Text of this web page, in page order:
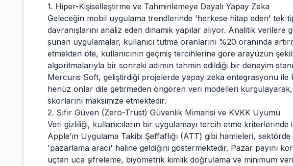
1. Hiper-Kişiselleştirme ve Tahminlemeye Dayalı Yapay Zeka
Geleceğin mobil uygulama trendlerinde 'herkese hitap eden' tek
davranışlarını analiz eden dinamik yapılar alıyor. Analitik verilere
sunan uygulamalar, kullanıcı tutma oranlarını %20 oranında
etmekten öte, kullanıcının geçmiş tercihlerine göre arayüzün
algoritmalarıyla bir sonraki adımın tahmin edildiği bir deneyim
Mercuris Soft, geliştirdiği projelerde yapay zeka entegrasyonu ile
henüz onlar dile getirmeden öngören veri modelleri kurgulayarak,
skorlarını maksimize etmektedir.
2. Sıfır Güven (Zero-Trust) Güvenlik Mimarisi ve KVKK Uyumu
Veri gizliliği, kullanıcıların bir uygulamayı tercih etme kriterlerinde
Apple’ın Uygulama Takibi Şeffaflığı (ATT) gibi hamleleri,
'pazarlama aracı' haline geldiğini göstermektedir. Pazar payını
uçtan uca şifreleme, biyometrik kimlik doğrulama ve minimum